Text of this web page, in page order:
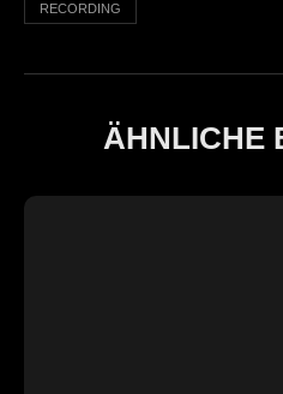
RECORDING
ÄHNLICHE